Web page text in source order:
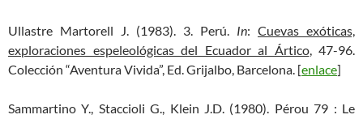
Ullastre Martorell J. (1983). 3. Perú. In: Cuevas exóticas,
exploraciones espeleológicas del Ecuador al Ártico, 47-96.
Colección “Aventura Vivida”, Ed. Grijalbo, Barcelona. [enlace]
Sammartino Y., Staccioli G., Klein J.D. (1980). Pérou 79 : Le